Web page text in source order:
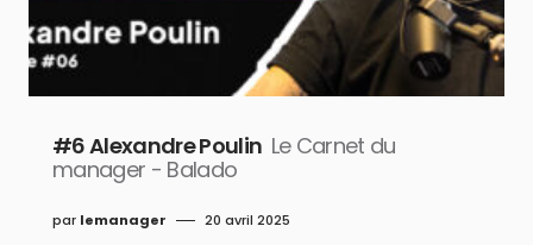
#6 Alexandre Poulin Le Carnet du
manager - Balado
par lemanager 20 avril 2025